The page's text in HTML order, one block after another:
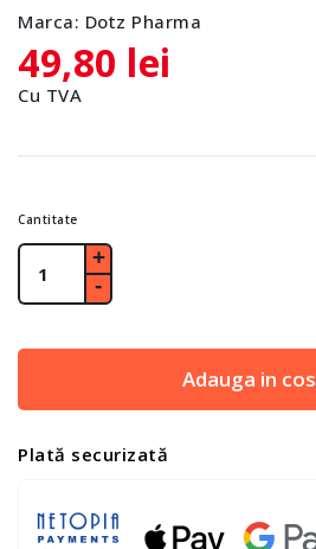
Marca: Dotz Pharma
49,80 lei
Cu TVA
Cantitate
Adauga in cos
Plată securizată